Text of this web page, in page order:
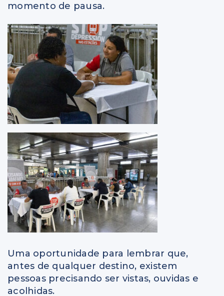
momento de pausa.
Uma oportunidade para lembrar que,
antes de qualquer destino, existem
pessoas precisando ser vistas, ouvidas e
acolhidas.